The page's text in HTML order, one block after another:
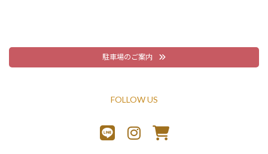
駐車場のご案内
FOLLOW US